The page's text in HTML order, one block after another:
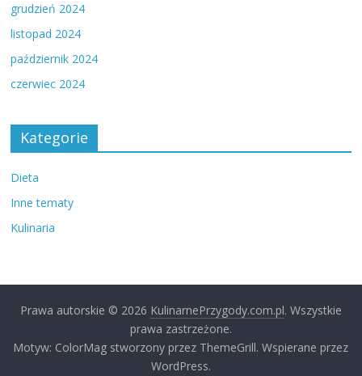
grudzień 2024
listopad 2024
październik 2024
czerwiec 2024
Kategorie
Dieta
Inne tematy
Kulinaria
Prawa autorskie © 2026 KulinarnePrzygody.com.pl. Wszystkie
prawa zastrzeżone.
Motyw: ColorMag stworzony przez ThemeGrill. Wspierane przez
WordPress.